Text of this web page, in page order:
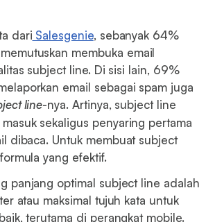
dari Salesgenie, sebanyak 64%
membuka email
subject line. Di sisi lain, 69%
email sebagai spam juga
line-nya. Artinya, subject line
sekaligus penyaring pertama
dibaca. Untuk membuat subject
yang efektif.
panjang optimal subject line adalah
atau maksimal tujuh kata untuk
terutama di perangkat mobile.